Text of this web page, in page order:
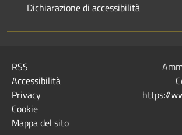
Dichiarazione di accessibilità
RSS
Accessibilità
Privacy
Cookie
Mappa del sito
https://